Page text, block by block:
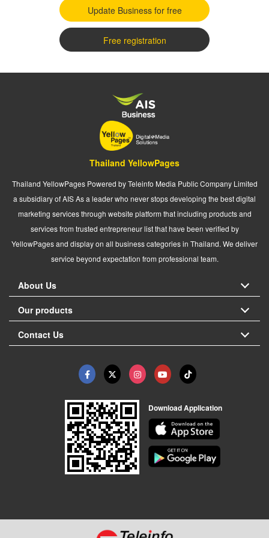
Update Business for free
Free registration
Thailand YellowPages
Thailand YellowPages Powered by Teleinfo Media Public Company Limited
a subsidiary of AIS As a leader who never stops developing the best digital
marketing services through website platform that including products and
services from trusted entrepreneur list that have been verified by
YellowPages and display on all business categories in Thailand. We deliver
service beyond expectation from professional team.
About Us
Our products
Contact Us
Download Application